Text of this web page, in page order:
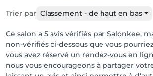
Trier par Classement - de haut en bas
Ce salon a 5 avis vérifiés par Salonkee,
non-vérifiés ci-dessous que vous
vous avez réservé un rendez-vous en
nous vous encourageons à partager